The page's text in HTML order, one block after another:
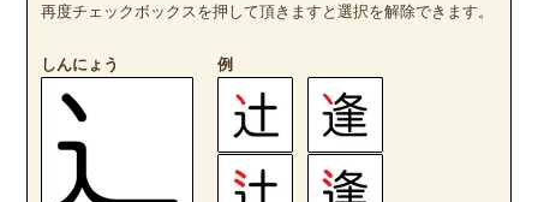
再度チェックボックスを押して頂きますと選択を解除できます。
しんにょう 例